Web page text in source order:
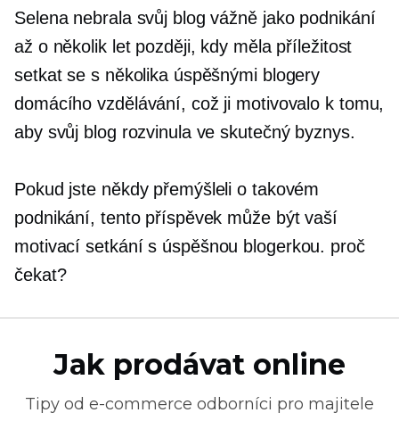
Selena nebrala svůj blog vážně jako podnikání
až o několik let později, kdy měla příležitost
setkat se s několika úspěšnými blogery
domácího vzdělávání, což ji motivovalo k tomu,
aby svůj blog rozvinula ve skutečný byznys.
Pokud jste někdy přemýšleli o takovém
podnikání, tento příspěvek může být vaší
motivacísetkánís úspěšnou blogerkou. proč
čekat?
Jak prodávat online
Tipy od e-commerce odborníci pro majitele